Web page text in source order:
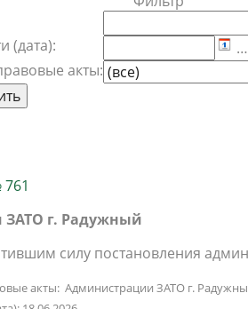
Защита населения
Инициативные
Муниципальные
Противодействие
(дата):
…
акты:
г. Радужный
силу постановления
акты: Администрации ЗАТО г.